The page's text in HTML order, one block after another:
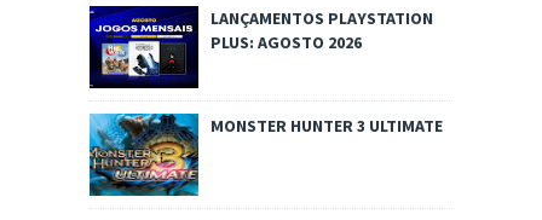
LANÇAMENTOS PLAYSTATION
PLUS: AGOSTO 2026
MONSTER HUNTER 3 ULTIMATE